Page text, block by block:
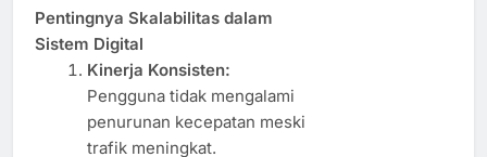
Pentingnya Skalabilitas dalam
Sistem Digital
Kinerja Konsisten:
Pengguna tidak mengalami
penurunan kecepatan meski
trafik meningkat.